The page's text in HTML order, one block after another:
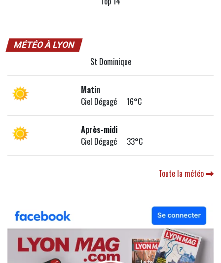
MÉTÉO À LYON
St Dominique
Matin
Ciel Dégagé 16°C
Après-midi
Ciel Dégagé 33°C
Toute la météo